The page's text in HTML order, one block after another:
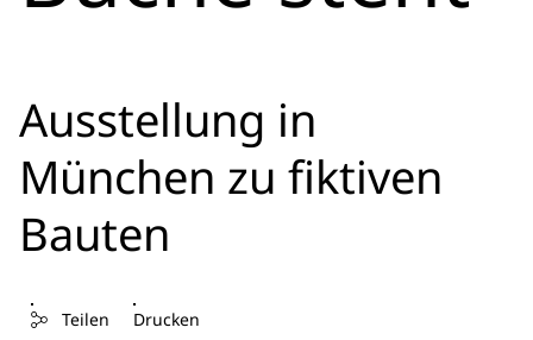
Ausstellung in
München zu fiktiven
Bauten
Teilen Drucken